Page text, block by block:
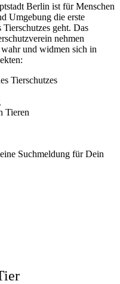
Berlin ist für Menschen
Umgebung die erste
geht. Das
nehmen
und widmen sich in
Tierschutzes
Tieren
Suchmeldung für Dein